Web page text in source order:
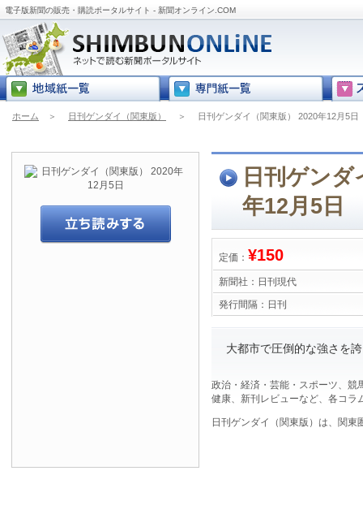
電子版新聞の販売・購読ポータルサイト - 新聞オンライン.COM
ホーム ＞ 日刊ゲンダイ（関東版） ＞ 日刊ゲンダイ（関東版） 2020年12月5日
日刊ゲン
年12月5日
定価： ¥150
新聞社： 日刊現代
発行間隔： 日刊
大都市で圧倒的な強さを
政治・経済・芸能・スポーツ、競
健康、新刊レビューなど、各コラ
日刊ゲンダイ（関東版）は、関